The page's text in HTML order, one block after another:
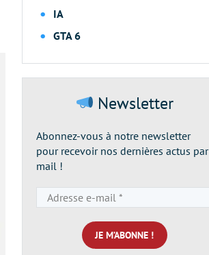
IA
GTA 6
Newsletter
Abonnez-vous à notre newsletter
pour recevoir nos dernières actus par
mail !
e-
mail
*